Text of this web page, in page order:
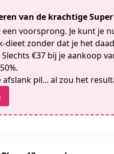
van de krachtige
voorsprong. Je kunt je
dieet zonder dat je het
€37 bij je aankoop
afslank pil... al zou het